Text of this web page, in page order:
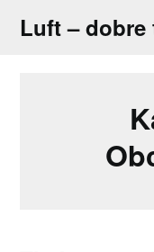
Luft – dobre